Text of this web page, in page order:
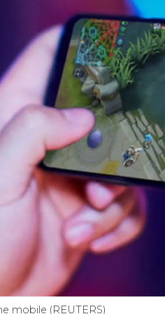
mobile (REUTERS)